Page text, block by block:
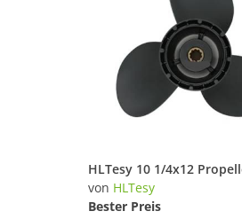
von HLTesy
Bester Preis